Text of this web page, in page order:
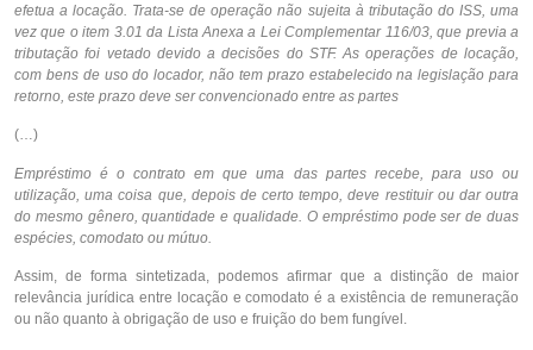
efetua a locação. Trata-se de operação não sujeita à tributação do ISS, uma
vez que o item 3.01 da Lista Anexa a Lei Complementar 116/03, que previa a
tributação foi vetado devido a decisões do STF. As operações de locação,
com bens de uso do locador, não tem prazo estabelecido na legislação para
retorno, este prazo deve ser convencionado entre as partes
(…)
Empréstimo é o contrato em que uma das partes recebe, para uso ou
utilização, uma coisa que, depois de certo tempo, deve restituir ou dar outra
do mesmo gênero, quantidade e qualidade. O empréstimo pode ser de duas
espécies, comodato ou mútuo.
Assim, de forma sintetizada, podemos afirmar que a distinção de maior
relevância jurídica entre locação e comodato é a existência de remuneração
ou não quanto à obrigação de uso e fruição do bem fungível.